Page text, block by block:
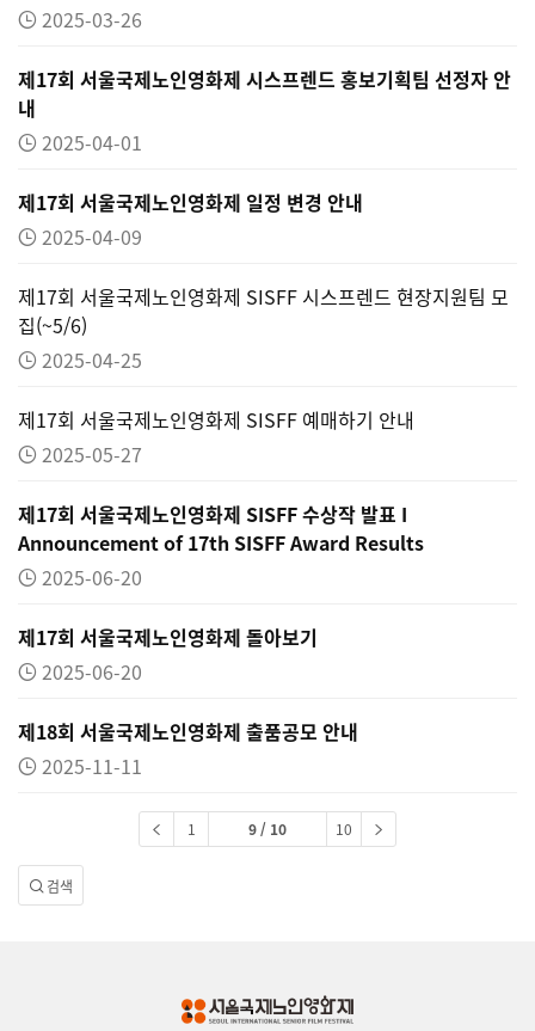
2025-03-26
제17회 서울국제노인영화제 시스프렌드 홍보기획팀 선정자 안
내
2025-04-01
제17회 서울국제노인영화제 일정 변경 안내
2025-04-09
제17회 서울국제노인영화제 SISFF 시스프렌드 현장지원팀 모
집(~5/6)
2025-04-25
제17회 서울국제노인영화제 SISFF 예매하기 안내
2025-05-27
제17회 서울국제노인영화제 SISFF 수상작 발표 I
Announcement of 17th SISFF Award Results
2025-06-20
제17회 서울국제노인영화제 돌아보기
2025-06-20
제18회 서울국제노인영화제 출품공모 안내
2025-11-11
1 9 / 10 10
검색